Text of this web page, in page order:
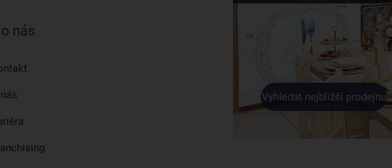
Vyhledat nejbližší prodejnu
nás